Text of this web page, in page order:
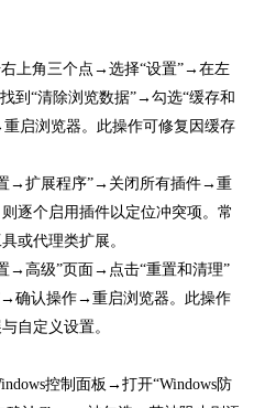
右上角三个点→选择“设置”→在左
到“清除浏览数据”→勾选“缓存和
启浏览器。此操作可修复因缓存
→扩展程序”→关闭所有插件→重
逐个启用插件以定位冲突项。常
或代理类扩展。
→高级”页面→点击“重置和清理”
确认操作→重启浏览器。此操作
自定义设置。
控制面板→打开“Windows防